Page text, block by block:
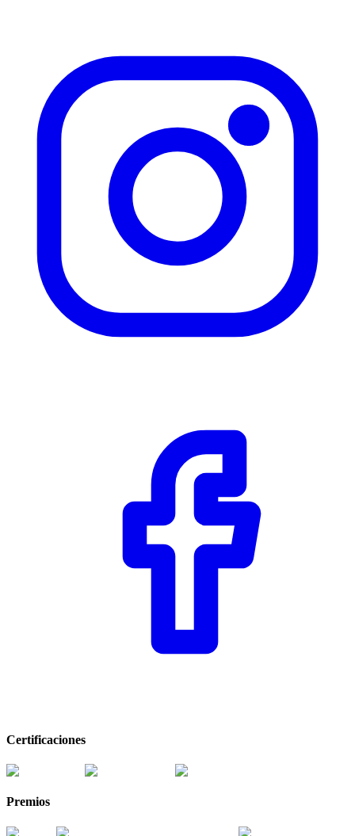
Certificaciones
Premios